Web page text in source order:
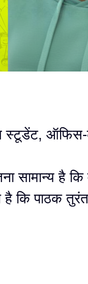
ऑफिस-
सामान्य है कि
है कि पाठक